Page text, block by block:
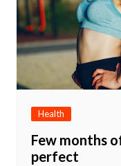
Health
Few months
perfect